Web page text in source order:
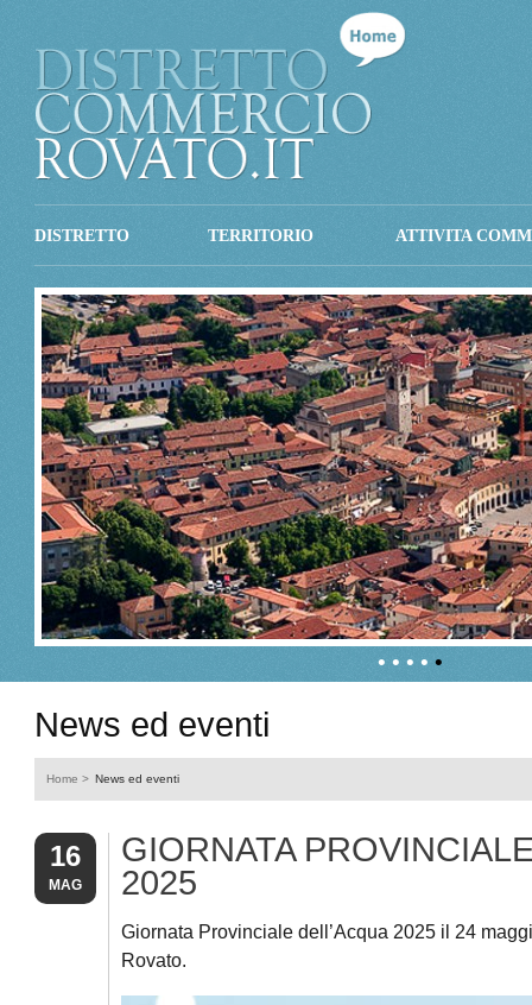
DISTRETTO TERRITORIO ATTIVITA
• • • • •
News ed eventi
Home > News ed eventi
16
MAG
GIORNATA
2025
Giornata Provinciale dell’Acqua 2025 il 24
Rovato.